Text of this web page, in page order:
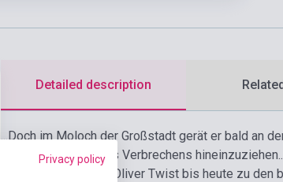
Detailed description
...Doch im Moloch der Großstadt gerät er bald an
Oliver in die Welt des Verbrechens
skurrile Komik zählt Oliver Twist bis heute zu
Privacy policy